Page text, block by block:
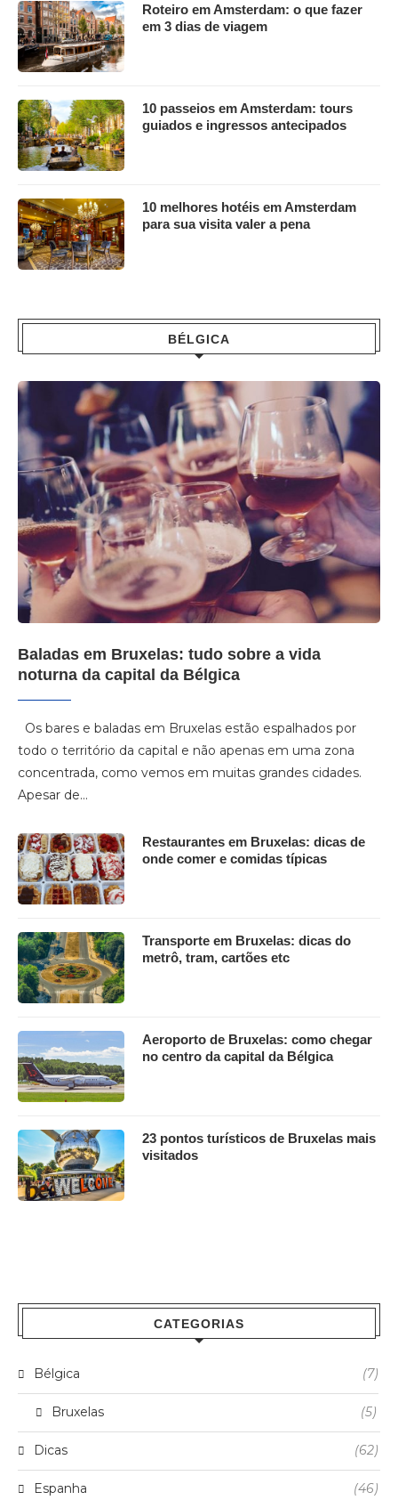
Roteiro em Amsterdam: o que fazer
em 3 dias de viagem
10 passeios em Amsterdam: tours
guiados e ingressos antecipados
10 melhores hotéis em Amsterdam
para sua visita valer a pena
BÉLGICA
Baladas em Bruxelas: tudo sobre a vida
noturna da capital da Bélgica
Os bares e baladas em Bruxelas estão espalhados por
todo o território da capital e não apenas em uma zona
concentrada, como vemos em muitas grandes cidades.
Apesar de…
Restaurantes em Bruxelas: dicas de
onde comer e comidas típicas
Transporte em Bruxelas: dicas do
metrô, tram, cartões etc
Aeroporto de Bruxelas: como chegar
no centro da capital da Bélgica
23 pontos turísticos de Bruxelas mais
visitados
CATEGORIAS
Bélgica (7)
Bruxelas (5)
Dicas (62)
Espanha (46)